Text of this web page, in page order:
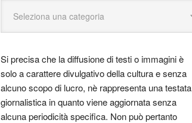
Si precisa che la diffusione di testi o immagini è
solo a carattere divulgativo della cultura e senza
alcuno scopo di lucro, nè rappresenta una testata
giornalistica in quanto viene aggiornata senza
alcuna periodicità specifica. Non può pertanto